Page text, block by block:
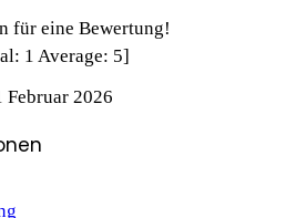
für eine Bewertung!
1 Average: 5]
Februar 2026